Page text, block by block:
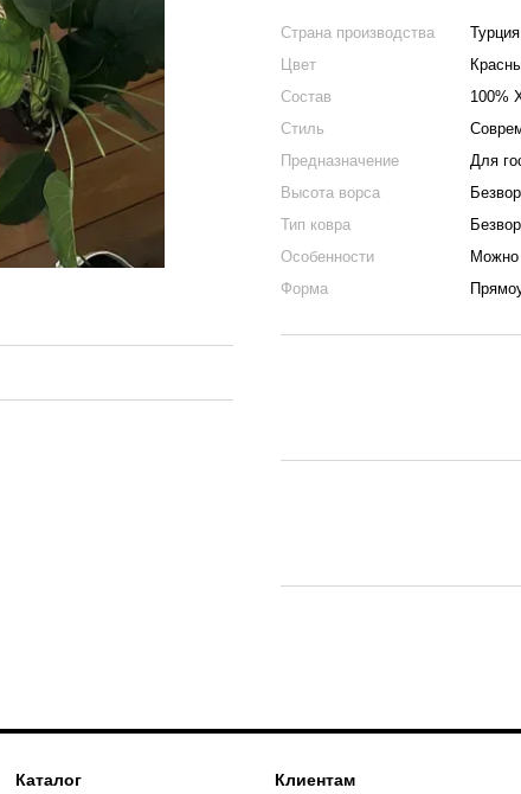
Страна производства
Турция
Цвет
Состав
100%
Стиль
Предназначение
Для
Высота ворса
Тип ковра
Особенности
Можно
Форма
Каталог Клиентам